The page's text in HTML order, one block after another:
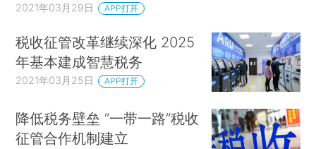
2021年03月29日 APP打开
税收征管改革继续深化 2025
年基本建成智慧税务
2021年03月25日 APP打开
降低税务壁垒 “一带一路”税收
征管合作机制建立